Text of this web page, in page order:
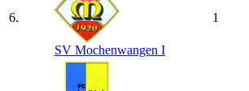
6.
SV Mochenwangen I
1